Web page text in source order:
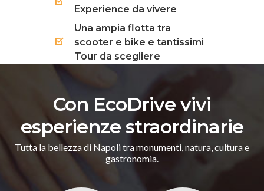
Experience da vivere
Una ampia flotta tra
scooter e bike e tantissimi
Tour da scegliere
Con EcoDrive vivi
esperienze straordinarie
Tutta la bellezza di Napoli tra monumenti, natura, cultura e
gastronomia.